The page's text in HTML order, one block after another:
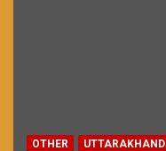
OTHER UTTARAKHAND